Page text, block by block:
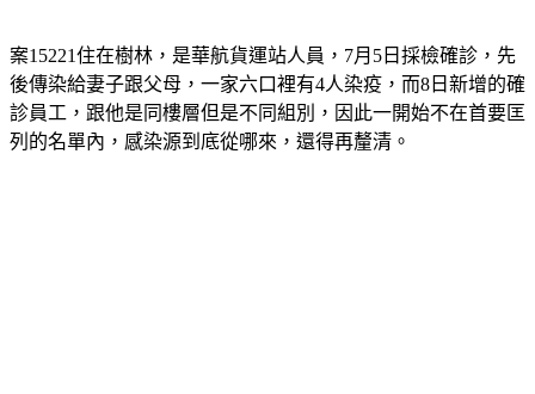
案15221住在樹林，是華航貨運站人員，7月5日採檢確診，先
後傳染給妻子跟父母，一家六口裡有4人染疫，而8日新增的確
診員工，跟他是同樓層但是不同組別，因此一開始不在首要匡
列的名單內，感染源到底從哪來，還得再釐清。